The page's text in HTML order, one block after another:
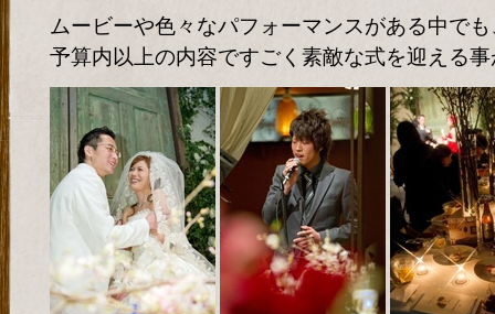
ムービーや色々なパフォーマンスがある中で
予算内以上の内容ですごく素敵な式を迎える